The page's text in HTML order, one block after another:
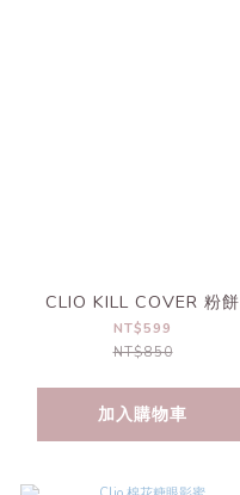
CLIO KILL COVER 粉餅
NT$599
NT$850
加入購物車